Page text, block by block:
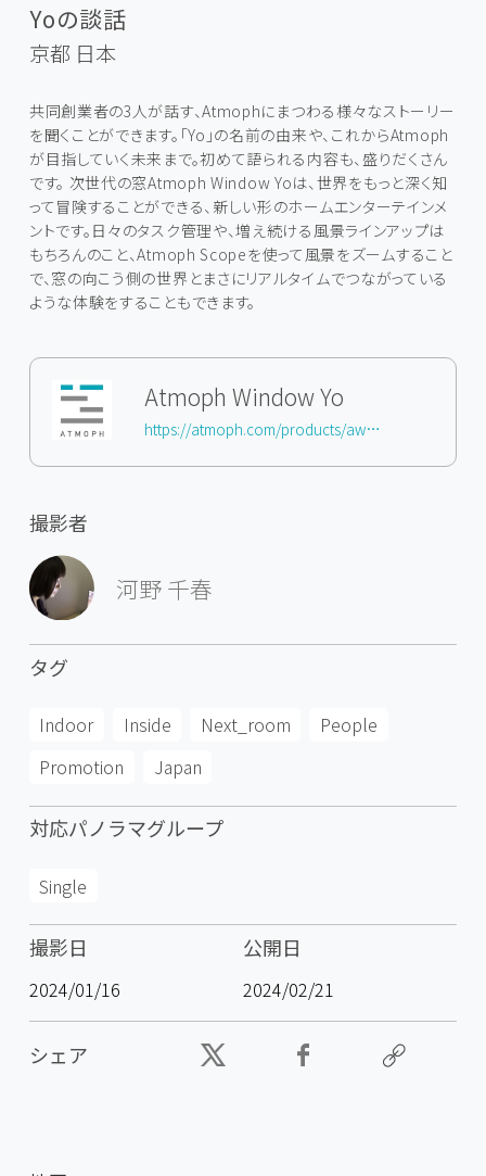
Yoの談話
京都 日本
共同創業者の3人が話す、Atmophにまつわる様々なストーリー
を聞くことができます。「Yo」の名前の由来や、これからAtmoph
が目指していく未来まで。初めて語られる内容も、盛りだくさん
です。 次世代の窓Atmoph Window Yoは、世界をもっと深く知
って冒険することができる、新しい形のホームエンターテインメ
ントです。日々のタスク管理や、増え続ける風景ラインアップは
もちろんのこと、Atmoph Scopeを使って風景をズームすること
で、窓の向こう側の世界とまさにリアルタイムでつながっている
ような体験をすることもできます。
Atmoph Window Yo
https://atmoph.com/products/aw103
撮影者
河野 千春
タグ
Indoor Inside Next_room
People
Promotion
Japan
対応パノラマグループ
Single
撮影日
2024/01/16
公開日
2024/02/21
シェア